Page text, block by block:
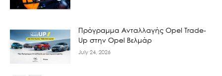
Πρόγραμμα Ανταλλαγής Opel Trade-
Up στην Opel Βελμάρ
July 24, 2026